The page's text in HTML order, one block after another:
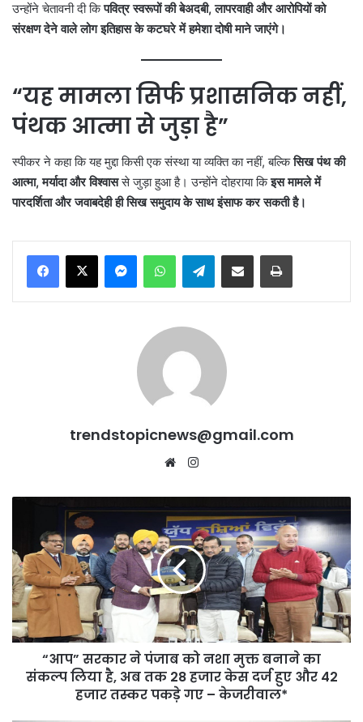
उन्होंने चेतावनी दी किपवित्र स्वरूपों की बेअदबी, लापरवाही और आरोपियों को
संरक्षण देने वाले लोग इतिहास के कटघरे में हमेशा दोषी माने जाएंगे।
“यह मामला सिर्फ प्रशासनिक नहीं,
पंथक आत्मा से जुड़ा है”
स्पीकर ने कहा कि यह मुद्दा किसी एक संस्था या व्यक्ति का नहीं, बल्किसिख पंथ की
आत्मा, मर्यादा और विश्वाससे जुड़ा हुआ है। उन्होंने दोहराया किइस मामले में
पारदर्शिता और जवाबदेही ही सिख समुदाय के साथ इंसाफ कर सकती है।
MessengerWhatsAppTelegramShare via Email Print
trendstopicnews@gmail.com
Website
पंजाब
को
नशा
मुक्त
बनाने
का
लिया
“आप” सरकार ने पंजाब को नशा मुक्त बनाने का
संकल्प लिया है, अब तक 28 हजार केस दर्ज हुए और 42
हजार तस्कर पकड़े गए – केजरीवाल*